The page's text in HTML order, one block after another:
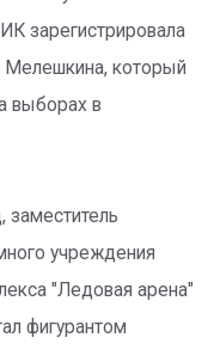
зарегистрировала
Мелешкина, который
выборах в
учреждения
"Ледовая арена"
фигурантом